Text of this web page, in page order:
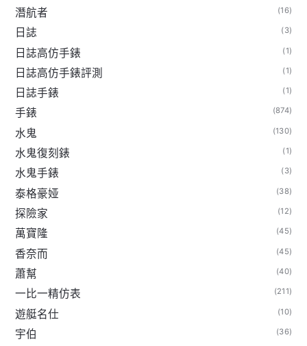
潛航者 (16)
日誌 (3)
日誌高仿手錶 (1)
日誌高仿手錶評測 (1)
日誌手錶 (1)
手錶 (874)
水鬼 (130)
水鬼復刻錶 (1)
水鬼手錶 (3)
泰格豪娅 (38)
探險家 (12)
萬寶隆 (45)
香奈而 (45)
蕭幫 (40)
一比一精仿表 (211)
遊艇名仕 (10)
宇伯 (36)